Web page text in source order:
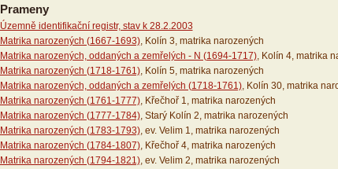
Prameny
Územně identifikační registr, stav k 28.2.2003
Matrika narozených (1667-1693), Kolín 3, matrika narozených
Matrika narozených, oddaných a zemřelých - N (1694-1717), Kolín 4, matrika
Matrika narozených (1718-1761), Kolín 5, matrika narozených
Matrika narozených, oddaných a zemřelých (1718-1761), Kolín 30, matrika
Matrika narozených (1761-1777), Křečhoř 1, matrika narozených
Matrika narozených (1777-1784), Starý Kolín 2, matrika narozených
Matrika narozených (1783-1793), ev. Velim 1, matrika narozených
Matrika narozených (1784-1807), Křečhoř 4, matrika narozených
Matrika narozených (1794-1821), ev. Velim 2, matrika narozených